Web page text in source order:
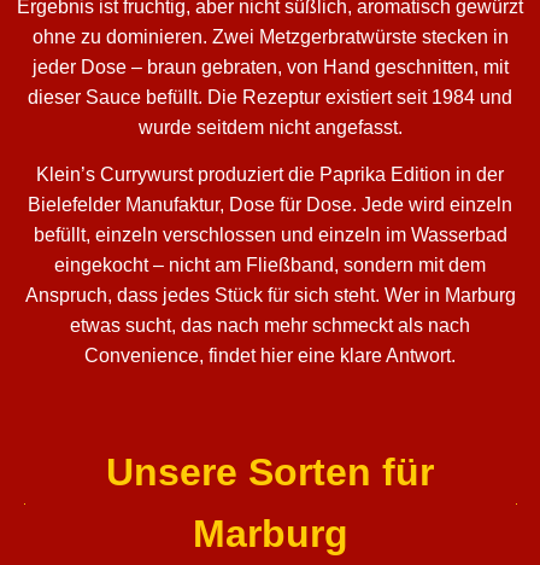
Ergebnis ist fruchtig, aber nicht süßlich, aromatisch gewürzt
ohne zu dominieren. Zwei Metzgerbratwürste stecken in
jeder Dose – braun gebraten, von Hand geschnitten, mit
dieser Sauce befüllt. Die Rezeptur existiert seit 1984 und
wurde seitdem nicht angefasst.
Klein’s Currywurst produziert die Paprika Edition in der
Bielefelder Manufaktur, Dose für Dose. Jede wird einzeln
befüllt, einzeln verschlossen und einzeln im Wasserbad
eingekocht – nicht am Fließband, sondern mit dem
Anspruch, dass jedes Stück für sich steht. Wer in Marburg
etwas sucht, das nach mehr schmeckt als nach
Convenience, findet hier eine klare Antwort.
Unsere Sorten für
Marburg